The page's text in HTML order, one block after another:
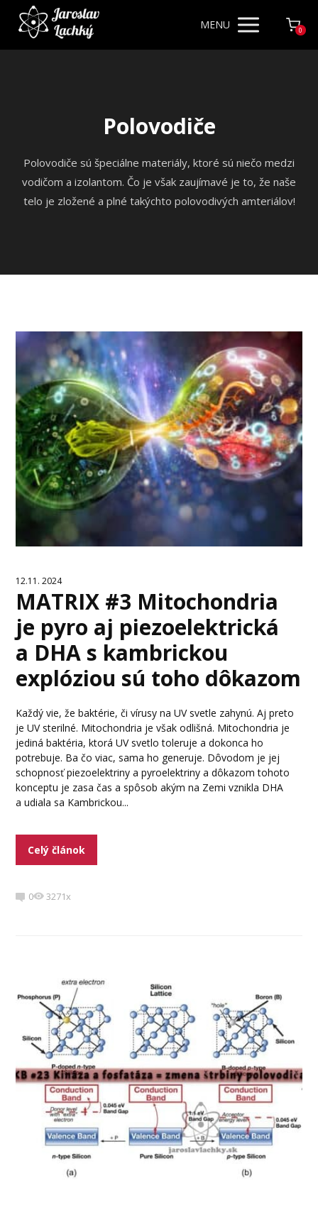
MENU 0
Polovodiče
Polovodiče sú špeciálne materiály, ktoré sú niečo medzi
vodičom a izolantom. Čo je však zaujímavé je to, že naše
telo je zložené a plné takýchto polovodivých amteriálov!
12.11. 2024
MATRIX #3 Mitochondria
je pyro aj piezoelektrická
a DHA s kambrickou
explóziou sú toho dôkazom
Každý vie, že baktérie, či vírusy na UV svetle zahynú. Aj preto
je UV sterilné. Mitochondria je však odlišná. Mitochondria je
jediná baktéria, ktorá UV svetlo toleruje a dokonca ho
potrebuje. Ba čo viac, sama ho generuje. Dôvodom je jej
schopnosť piezoelektriny a pyroelektriny a dôkazom tohoto
konceptu je zasa čas a spôsob akým na Zemi vznikla DHA
a udiala sa Kambrickou...
Celý článok
0 3271x